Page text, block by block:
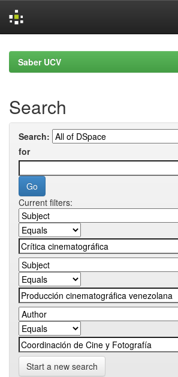
navigationSaber UCV
Search
Search:
for
Current filters:
Start a new search